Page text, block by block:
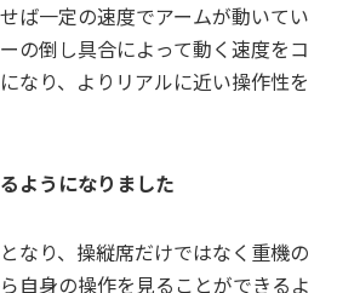
ば一定の速度でアームが動いてい
の倒し具合によって動く速度をコ
なり、よりリアルに近い操作性を
ようになりました
なり、操縦席だけではなく重機の
自身の操作を見ることができるよ